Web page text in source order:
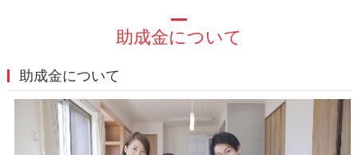
助成金について
助成金について